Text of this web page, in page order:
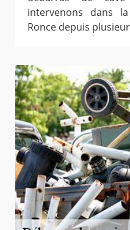
intervenons dans
Ronce depuis